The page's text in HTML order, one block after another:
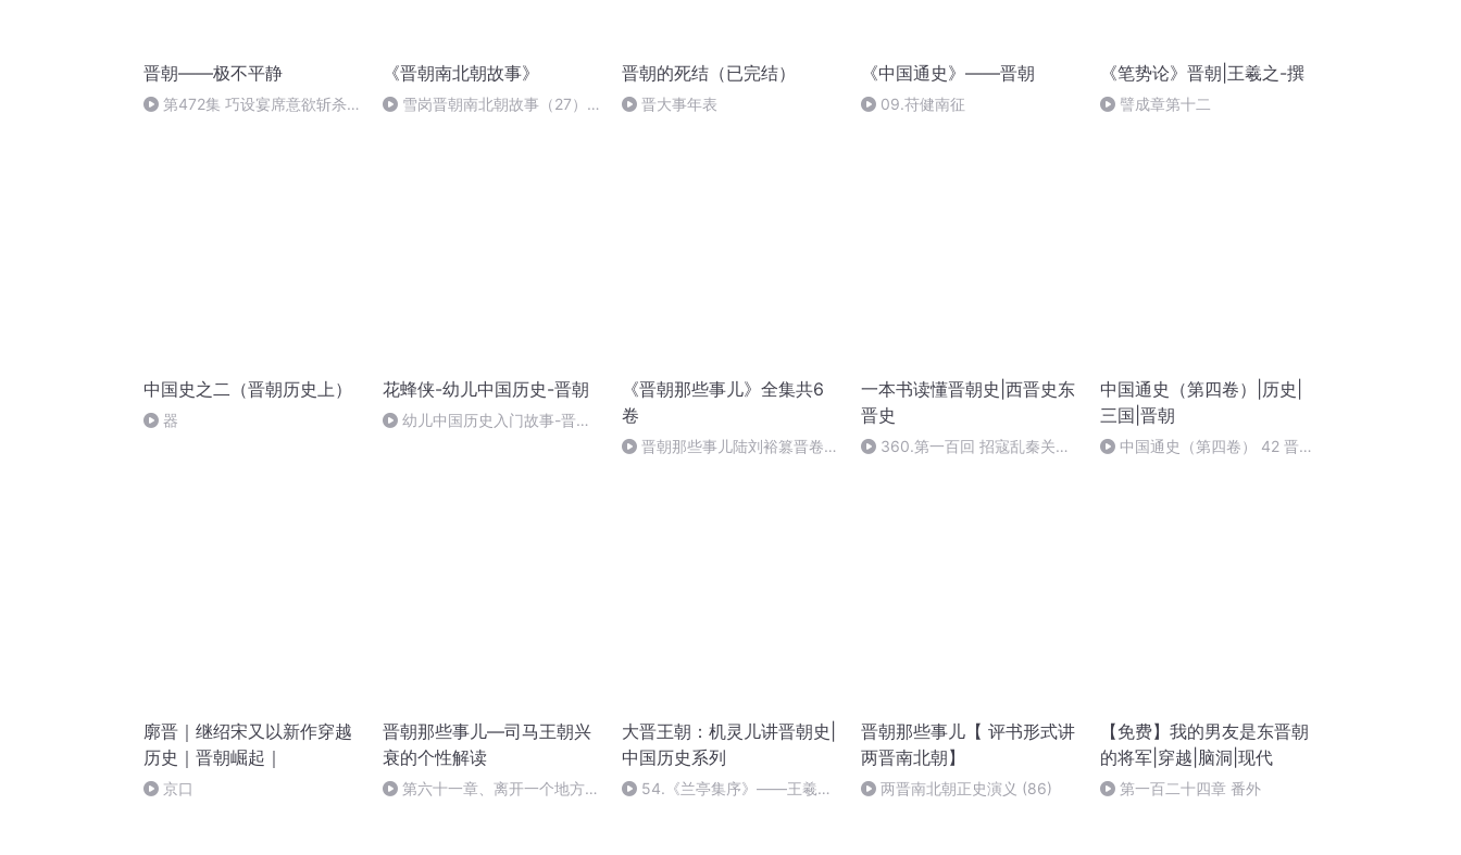
晋朝——极不平静
第472集 巧设宴席意欲斩杀
《晋朝南北朝故事》
雪岗晋朝南北朝故事（27）
晋朝的死结（已完结）
晋大事年表
《中国通史》——晋朝
09.苻健南征
《笔势论》晋朝|王羲之-撰
譬成章第十二
中国史之二（晋朝历史上）
器
花蜂侠-幼儿中国历史-晋朝
幼儿中国历史入门故事-晋朝
《晋朝那些事儿》全集共6
卷
晋朝那些事儿陆刘裕篡晋卷
一本书读懂晋朝史|西晋史东
晋史
360.第一百回 招寇乱秦关再
中国通史（第四卷）|历史|
三国|晋朝
中国通史（第四卷） 42 晋朝
廓晋｜继绍宋又以新作穿越
历史｜晋朝崛起｜
京口
晋朝那些事儿—司马王朝兴
衰的个性解读
第六十一章、离开一个地方，
大晋王朝：机灵儿讲晋朝史|
中国历史系列
54.《兰亭集序》——王羲之
晋朝那些事儿【 评书形式讲
两晋南北朝】
两晋南北朝正史演义 (86)
【免费】我的男友是东晋朝
的将军|穿越|脑洞|现代
第一百二十四章 番外